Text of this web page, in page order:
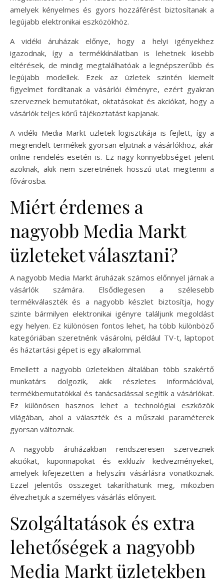
amelyek kényelmes és gyors hozzáférést biztosítanak a
legújabb elektronikai eszközökhöz.
A vidéki áruházak előnye, hogy a helyi igényekhez
igazodnak, így a termékkínálatban is lehetnek kisebb
eltérések, de mindig megtalálhatóak a legnépszerűbb és
legújabb modellek. Ezek az üzletek szintén kiemelt
figyelmet fordítanak a vásárlói élményre, ezért gyakran
szerveznek bemutatókat, oktatásokat és akciókat, hogy a
vásárlók teljes körű tájékoztatást kapjanak.
A vidéki Media Markt üzletek logisztikája is fejlett, így a
megrendelt termékek gyorsan eljutnak a vásárlókhoz, akár
online rendelés esetén is. Ez nagy könnyebbséget jelent
azoknak, akik nem szeretnének hosszú utat megtenni a
fővárosba.
Miért érdemes a
nagyobb Media Markt
üzleteket választani?
A nagyobb Media Markt áruházak számos előnnyel járnak a
vásárlók számára. Elsődlegesen a szélesebb
termékválaszték és a nagyobb készlet biztosítja, hogy
szinte bármilyen elektronikai igényre találjunk megoldást
egy helyen. Ez különösen fontos lehet, ha több különböző
kategóriában szeretnénk vásárolni, például TV-t, laptopot
és háztartási gépet is egy alkalommal.
Emellett a nagyobb üzletekben általában több szakértő
munkatárs dolgozik, akik részletes információval,
termékbemutatókkal és tanácsadással segítik a vásárlókat.
Ez különösen hasznos lehet a technológiai eszközök
világában, ahol a választék és a műszaki paraméterek
gyorsan változnak.
A nagyobb áruházakban rendszeresen szerveznek
akciókat, kuponnapokat és exkluzív kedvezményeket,
amelyek kifejezetten a helyszíni vásárlásra vonatkoznak.
Ezzel jelentős összeget takaríthatunk meg, miközben
élvezhetjük a személyes vásárlás előnyeit.
Szolgáltatások és extra
lehetőségek a nagyobb
Media Markt üzletekben